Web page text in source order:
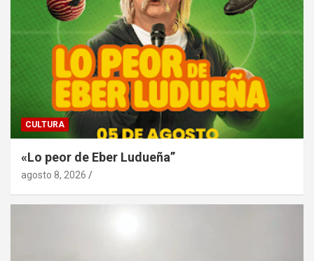
CULTURA
«Lo peor de Eber Ludueña”
agosto 8, 2026